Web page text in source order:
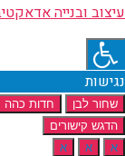
עיצוב ובנייה
נגישות
שחור לבן חדות כהה
הדגש קישורים
א
א א